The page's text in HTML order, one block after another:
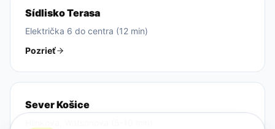
Sídlisko Terasa
Električka 6 do centra (12 min)
Pozrieť
Sever Košice